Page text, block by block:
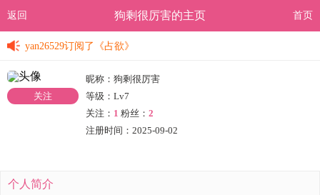
返回 狗剩很厉害的主页 首页
yan26529 《占欲》
yan26529订阅了 《占欲》
平煜……高霞 订阅了《金牌甜妻，总裁宠婚1314》
平煜……高霞 订阅了 《金牌甜妻，总裁宠婚1314》
订阅了《神医毒妃：病娇王爷别装了 》
关注
昵称：狗剩很厉害
等级：Lv7
关注： 1 粉丝： 2
注册时间：2025-09-02
个人简介